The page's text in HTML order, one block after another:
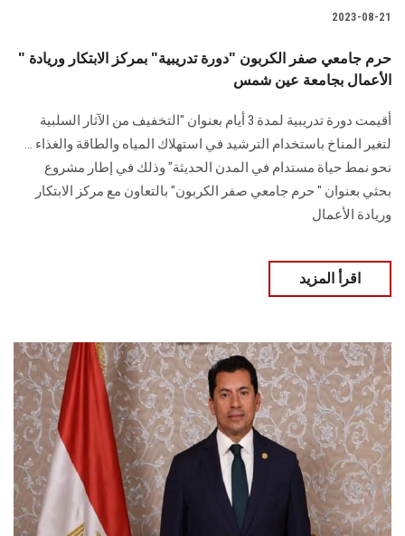
2023-08-21
" حرم جامعي صفر الكربون "دورة تدريبية" بمركز الابتكار وريادة
الأعمال بجامعة عين شمس
أقيمت دورة تدريبية لمدة 3 أيام بعنوان "التخفيف من الآثار السلبية
لتغير المناخ باستخدام الترشيد في استهلاك المياه والطاقة والغذاء ...
نحو نمط حياة مستدام في المدن الحديثة" وذلك في إطار مشروع
بحثي بعنوان " حرم جامعي صفر الكربون" بالتعاون مع مركز الابتكار
وريادة الأعمال
اقرأ المزيد